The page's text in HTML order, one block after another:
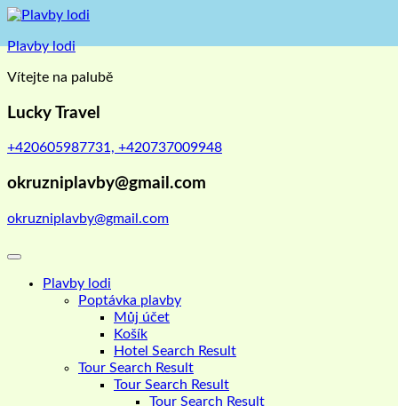
Skip
content
Plavby lodi
Vítejte na palubě
Lucky Travel
+420605987731, +420737009948
okruzniplavby@gmail.com
okruzniplavby@gmail.com
Plavby lodi
Poptávka plavby
Můj účet
Košík
Hotel Search Result
Tour Search Result
Tour Search Result
Tour Search Result